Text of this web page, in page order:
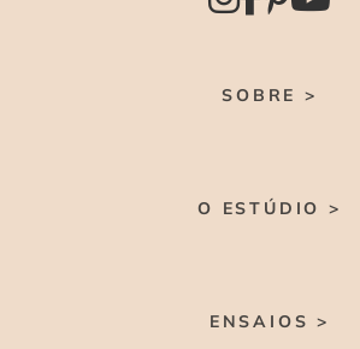
SOBRE >
O ESTÚDIO >
ENSAIOS >